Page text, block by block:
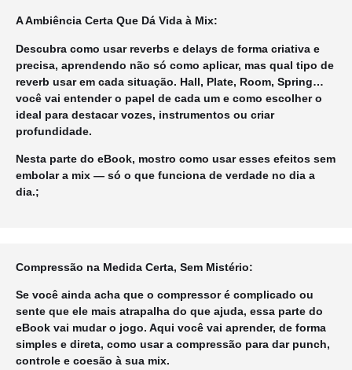
A Ambiência Certa Que Dá Vida à Mix:
Descubra como usar reverbs e delays de forma criativa e
precisa, aprendendo não só como aplicar, mas qual tipo de
reverb usar em cada situação. Hall, Plate, Room, Spring…
você vai entender o papel de cada um e como escolher o
ideal para destacar vozes, instrumentos ou criar
profundidade.
Nesta parte do eBook, mostro como usar esses efeitos sem
embolar a mix — só o que funciona de verdade no dia a
dia.;
Compressão na Medida Certa, Sem Mistério:
Se você ainda acha que o compressor é complicado ou
sente que ele mais atrapalha do que ajuda, essa parte do
eBook vai mudar o jogo. Aqui você vai aprender, de forma
simples e direta, como usar a compressão para dar punch,
controle e coesão à sua mix.